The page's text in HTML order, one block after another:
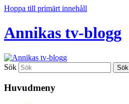
Hoppa till primärt innehåll
Annikas tv-blogg
Sök
Huvudmeny